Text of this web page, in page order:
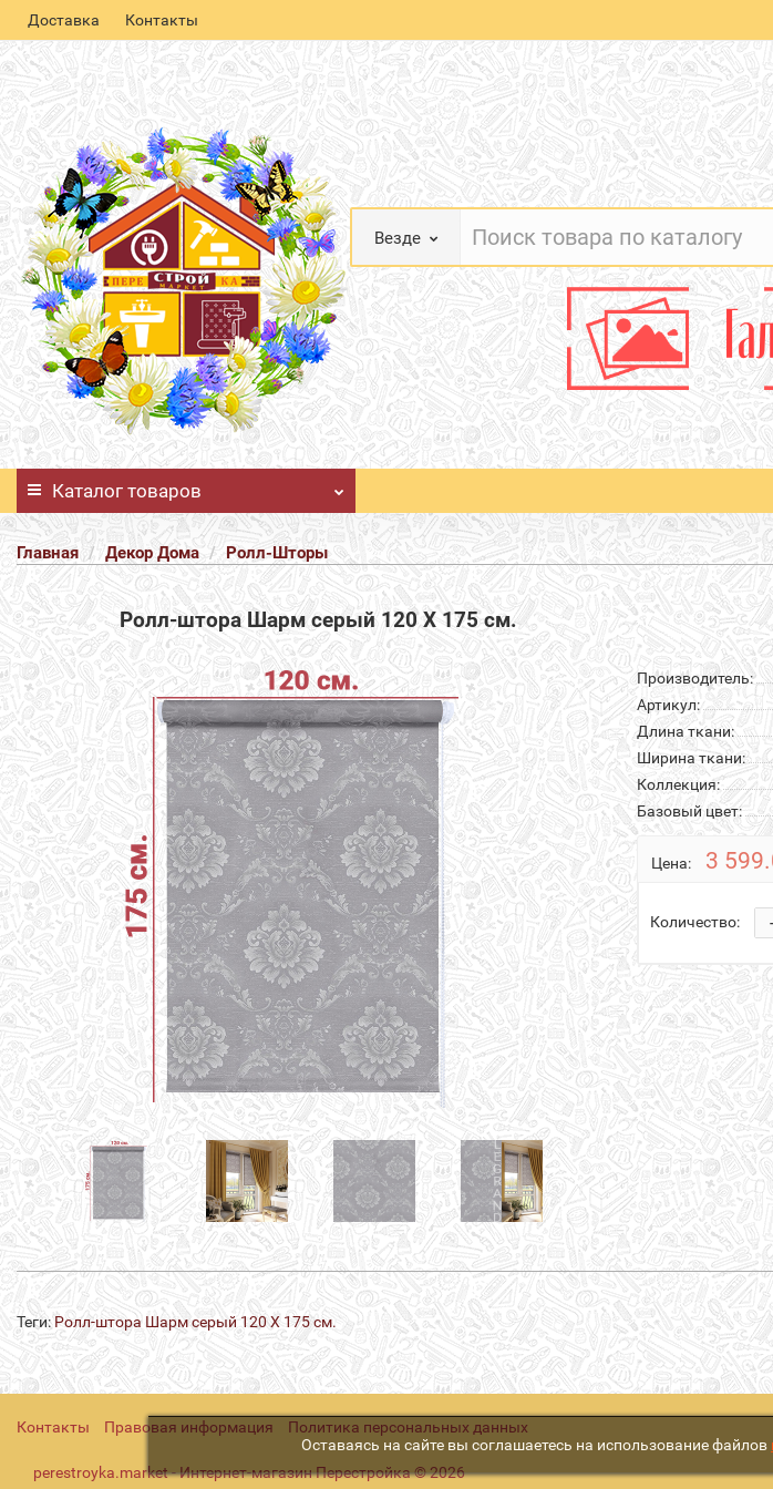
Доставка Контакты
Везде
Каталог товаров
Главная Декор Дома Ролл-Шторы
Ролл-штора Шарм серый 120 Х 175 см.
Производитель:
Артикул:
Длина ткани:
Ширина ткани:
Коллекция:
Базовый цвет:
Цена: 3
Количество:
Теги:Ролл-штора Шарм серый 120 Х 175 см.
Контакты Правовая информация Политика персональных данных
perestroyka.market - Интернет-магазин Перестройка © 2026
Оставаясь на сайте вы соглашаетесь на использование файлов